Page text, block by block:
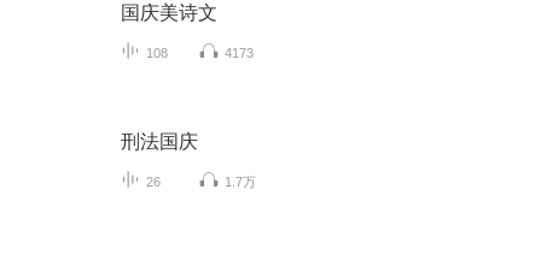
国庆美诗文
108 4173
刑法国庆
26 1.7万